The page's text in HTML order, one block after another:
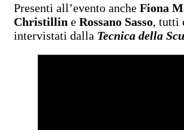
Presenti all’evento anche Fiona
Christillin e Rossano Sasso, tutti
intervistati dalla Tecnica della